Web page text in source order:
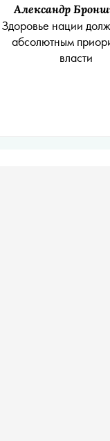
Александр
Здоровье нации
абсолютным
власти